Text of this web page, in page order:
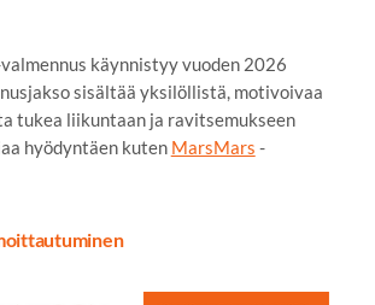
käynnistyy vuoden 2026
sisältää yksilöllistä, motivoivaa
tukea liikuntaan ja ravitsemukseen
hyödyntäen kuten MarsMars -